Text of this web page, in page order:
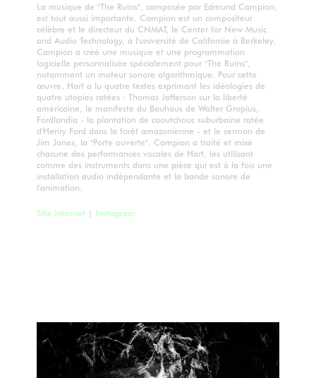
La musique de "The Ruins", composée par Edmund Campion,
est tout aussi importante. Campion est un compositeur
célèbre et le directeur du CNMAT, le Center for New Music
and Audio Technology, à l'université de Californie à Berkeley.
Campion a créé une musique et une programmation
logicielle personnalisée spécialement pour "The Ruins",
notamment un moteur sonore algorithmique. Pour cette
œuvre, Hart a lu quatre textes exprimant les idéologies de
quatre utopies ratées : Thomas Jefferson sur la liberté
américaine, le manifeste du Bauhaus de Walter Gropius,
Fordlandia - la plantation de caoutchouc suburbaine ratée
d'Henry Ford dans la forêt amazonienne - et le sermon de
Jim Jones, la "Porte ouverte". Campion a traité et mixé
chacune des performances vocales de Hart, les utilisant
comme des instruments dans une pièce qui est à la fois une
installation audio indépendante et la bande sonore de
l'animation.
Site internet | Instagram